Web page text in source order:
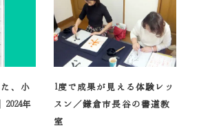
、小
年
1度で成果が見える体験レッ
スン／鎌倉市長谷の書道教
室